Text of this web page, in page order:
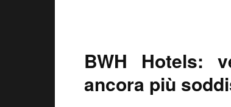
BWH Hotels:
ancora più